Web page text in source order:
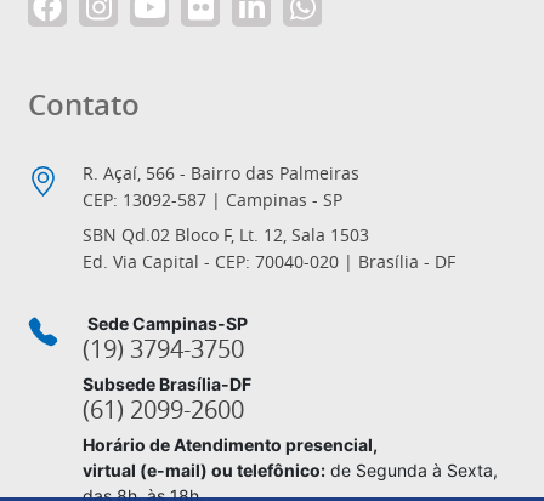
Contato
R. Açaí, 566 - Bairro das Palmeiras
CEP: 13092-587 | Campinas - SP
SBN Qd.02 Bloco F, Lt. 12, Sala 1503
Ed. Via Capital - CEP: 70040-020 | Brasília - DF
Sede Campinas-SP
(19) 3794-3750
Subsede Brasília-DF
(61) 2099-2600
Horário de Atendimento presencial,
virtual (e-mail) ou telefônico: de Segunda à Sexta,
das 8h. às 18h.